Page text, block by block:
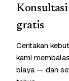
gratis
Ceritakan
kami
biaya — dan